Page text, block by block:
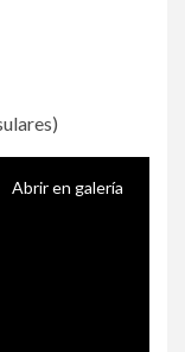
Abrir en galería